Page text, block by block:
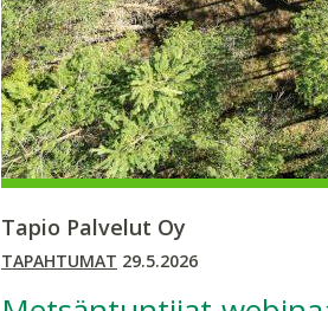
Tapio Palvelut Oy
TAPAHTUMAT 29.5.2026